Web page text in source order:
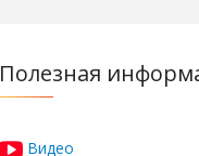
Полезная
Видео